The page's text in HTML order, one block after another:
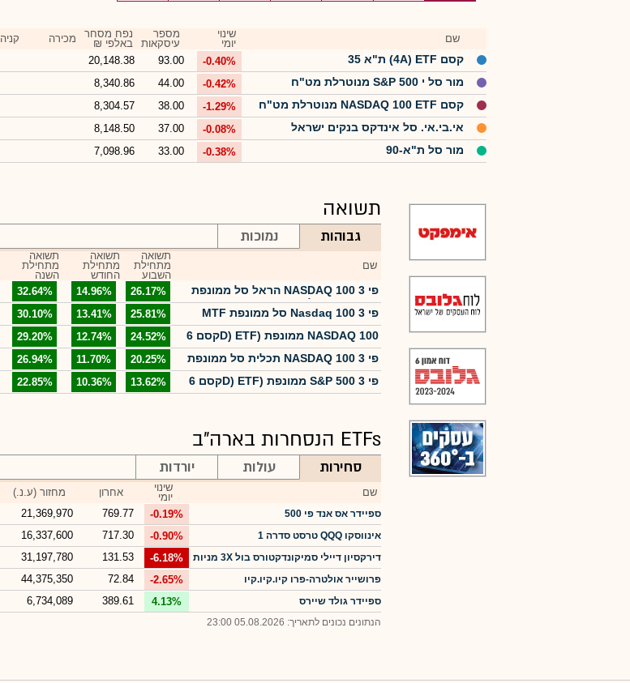
שם
שינוי
יומי
מספר
עיסקאות
נפח מסחר
באלפי ₪
מכירה קניה
קסם 4A) ETF) ת"א 35 -0.40%
93.00
20,148.38
מור סל י S&P 500 מנוטרלת מט"ח -0.42%
44.00
8,340.86
קסם NASDAQ 100 ETF מנוטרלת מט"ח -1.29%
38.00
8,304.57
אי.בי.אי. סל אינדקס בנקים ישראל -0.08%
37.00
8,148.50
מור סל ת"א-90 -0.38%
33.00
7,098.96
תשואה
גבוהות נמוכות
שם
תשואה
מתחילת
השבוע
תשואה
מתחילת
החודש
תשואה
מתחילת
השנה
הראל סל ממונפת NASDAQ 100 פי 3
חודשי מנוטרלת מט"ח
26.17%
14.96%
32.64%
MTF סל ממונפת Nasdaq 100 פי 3
חודשי
25.81%
13.41%
30.10%
קסם 6D) ETF) ממונפת NASDAQ 100
פי 3 חודשי
24.52%
12.74%
29.20%
תכלית סל ממונפת NASDAQ 100 פי 3
חודשי
20.25%
11.70%
26.94%
קסם 6D) ETF) ממונפת S&P 500 פי 3
חודשי
13.62%
10.36%
22.85%
ETFs הנסחרות בארה"ב
סחירות עולות יורדות
שם
שינוי
יומי
אחרון מחזור (ע.נ.)
ספיידר אס אנד פי 500 -0.19%
769.77
21,369,970
אינווסקו QQQ טרסט סדרה 1 -0.90%
717.30
16,337,600
דירקסיון דיילי סמיקונדקטורס בול 3X מניות -6.18%
131.53
31,197,780
פרושייר אולטרה-פרו קיו.קיו.קיו -2.65%
72.84
44,375,350
ספיידר גולד שיירס 4.13%
389.61
6,734,089
הנתונים נכונים לתאריך: 05.08.2026 23:00